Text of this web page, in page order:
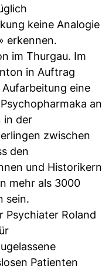
keine Analogie
erkennen.
im Thurgau. Im
in Auftrag
eine
an
in der
zwischen
den
und Historikern
mehr als 3000
sein.
Roland
Patienten